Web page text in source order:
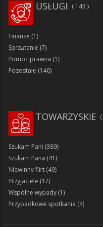
143
USŁUGI
Finanse (1)
Sprzątanie (7)
Pomoc prawna (1)
Pozostałe (140)
TOWARZYSKIE
Szukam Pani (389)
Szukam Pana (41)
Niewinny flirt (49)
Przyjaciele (17)
Wspólne wypady (1)
Przypadkowe spotkania (4)